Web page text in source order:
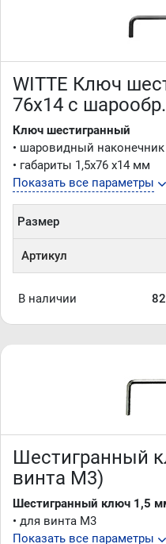
WITTE Ключ
76х14 с
Ключ шестигранный
• шаровидный наконечник
• габариты 1,5х76 х14 мм
Показать все параметры
Размер
Артикул
В наличии
Шестигранный
винта M3)
Шестигранный ключ 1,5
• для винта M3
Показать все параметры